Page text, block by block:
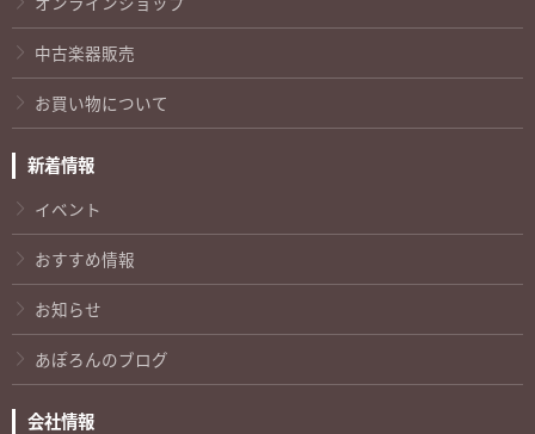
中古楽器販売
お買い物について
新着情報
イベント
おすすめ情報
お知らせ
あぽろんのブログ
会社情報